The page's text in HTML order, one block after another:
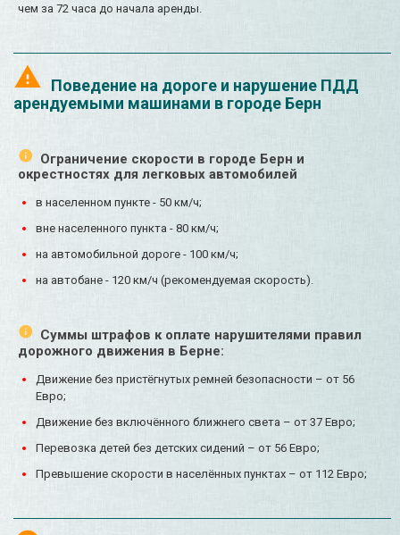
чем за 72 часа до начала аренды.
Поведение на дороге и нарушение ПДД
арендуемыми машинами в городе Берн
Ограничение скорости в городе Берн и
окрестностях для легковых автомобилей
в населенном пункте - 50 км/ч;
вне населенного пункта - 80 км/ч;
на автомобильной дороге - 100 км/ч;
на автобане - 120 км/ч (рекомендуемая скорость).
Суммы штрафов к оплате нарушителями правил
дорожного движения в Берне:
Движение без пристёгнутых ремней безопасности – от 56
Евро;
Движение без включённого ближнего света – от 37 Евро;
Перевозка детей без детских сидений – от 56 Евро;
Превышение скорости в населённых пунктах – от 112 Евро;